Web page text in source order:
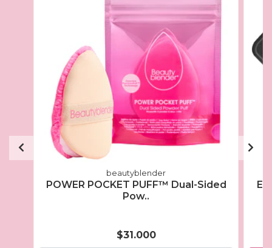
beautyblender
POWER POCKET PUFF™ Dual-Sided
Pow..
$31.000